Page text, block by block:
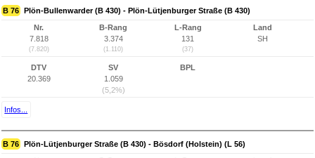
B 76 Plön-Bullenwarder (B 430) - Plön-Lütjenburger Straße (B 430)
Nr.
7.818
(7.820)
B-Rang
3.374
(1.110)
L-Rang
131
(37)
Land
SH
DTV
20.369
SV
1.059
(5,2%)
BPL
Infos...
B 76 Plön-Lütjenburger Straße (B 430) - Bösdorf (Holstein) (L 56)